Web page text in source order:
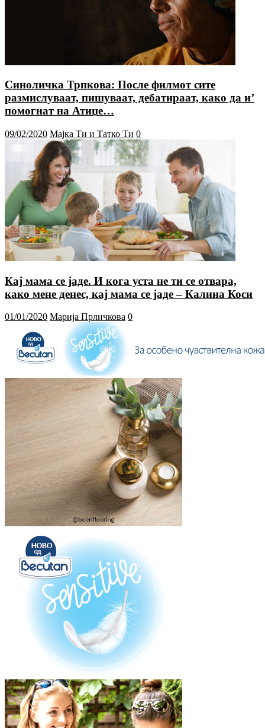
Синоличка Трпкова: После филмот сите
размислуваат, пишуваат, дебатираат, како да и’
помогнат на Атиџе…
09/02/2020 Мајка Ти и Татко Ти 0
Кај мама се јаде. И кога уста не ти се отвара,
како мене денес, кај мама се јаде – Калина Коси
01/01/2020 Марија Прличкова 0